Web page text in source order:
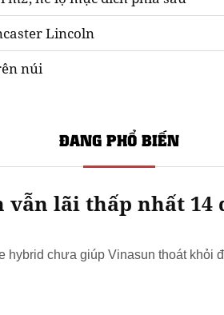
Lincoln
núi
ĐANG PHỔ BIẾN
vẫn lãi thấp nhất 14
hybrid chưa giúp Vinasun thoát khỏi